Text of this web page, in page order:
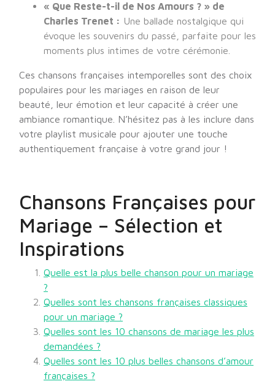
« Que Reste-t-il de Nos Amours ? » de
Charles Trenet : Une ballade nostalgique qui
évoque les souvenirs du passé, parfaite pour les
moments plus intimes de votre cérémonie.
Ces chansons françaises intemporelles sont des choix
populaires pour les mariages en raison de leur
beauté, leur émotion et leur capacité à créer une
ambiance romantique. N’hésitez pas à les inclure dans
votre playlist musicale pour ajouter une touche
authentiquement française à votre grand jour !
Chansons Françaises pour
Mariage – Sélection et
Inspirations
Quelle est la plus belle chanson pour un mariage
?
Quelles sont les chansons françaises classiques
pour un mariage ?
Quelles sont les 10 chansons de mariage les plus
demandées ?
Quelles sont les 10 plus belles chansons d’amour
françaises ?